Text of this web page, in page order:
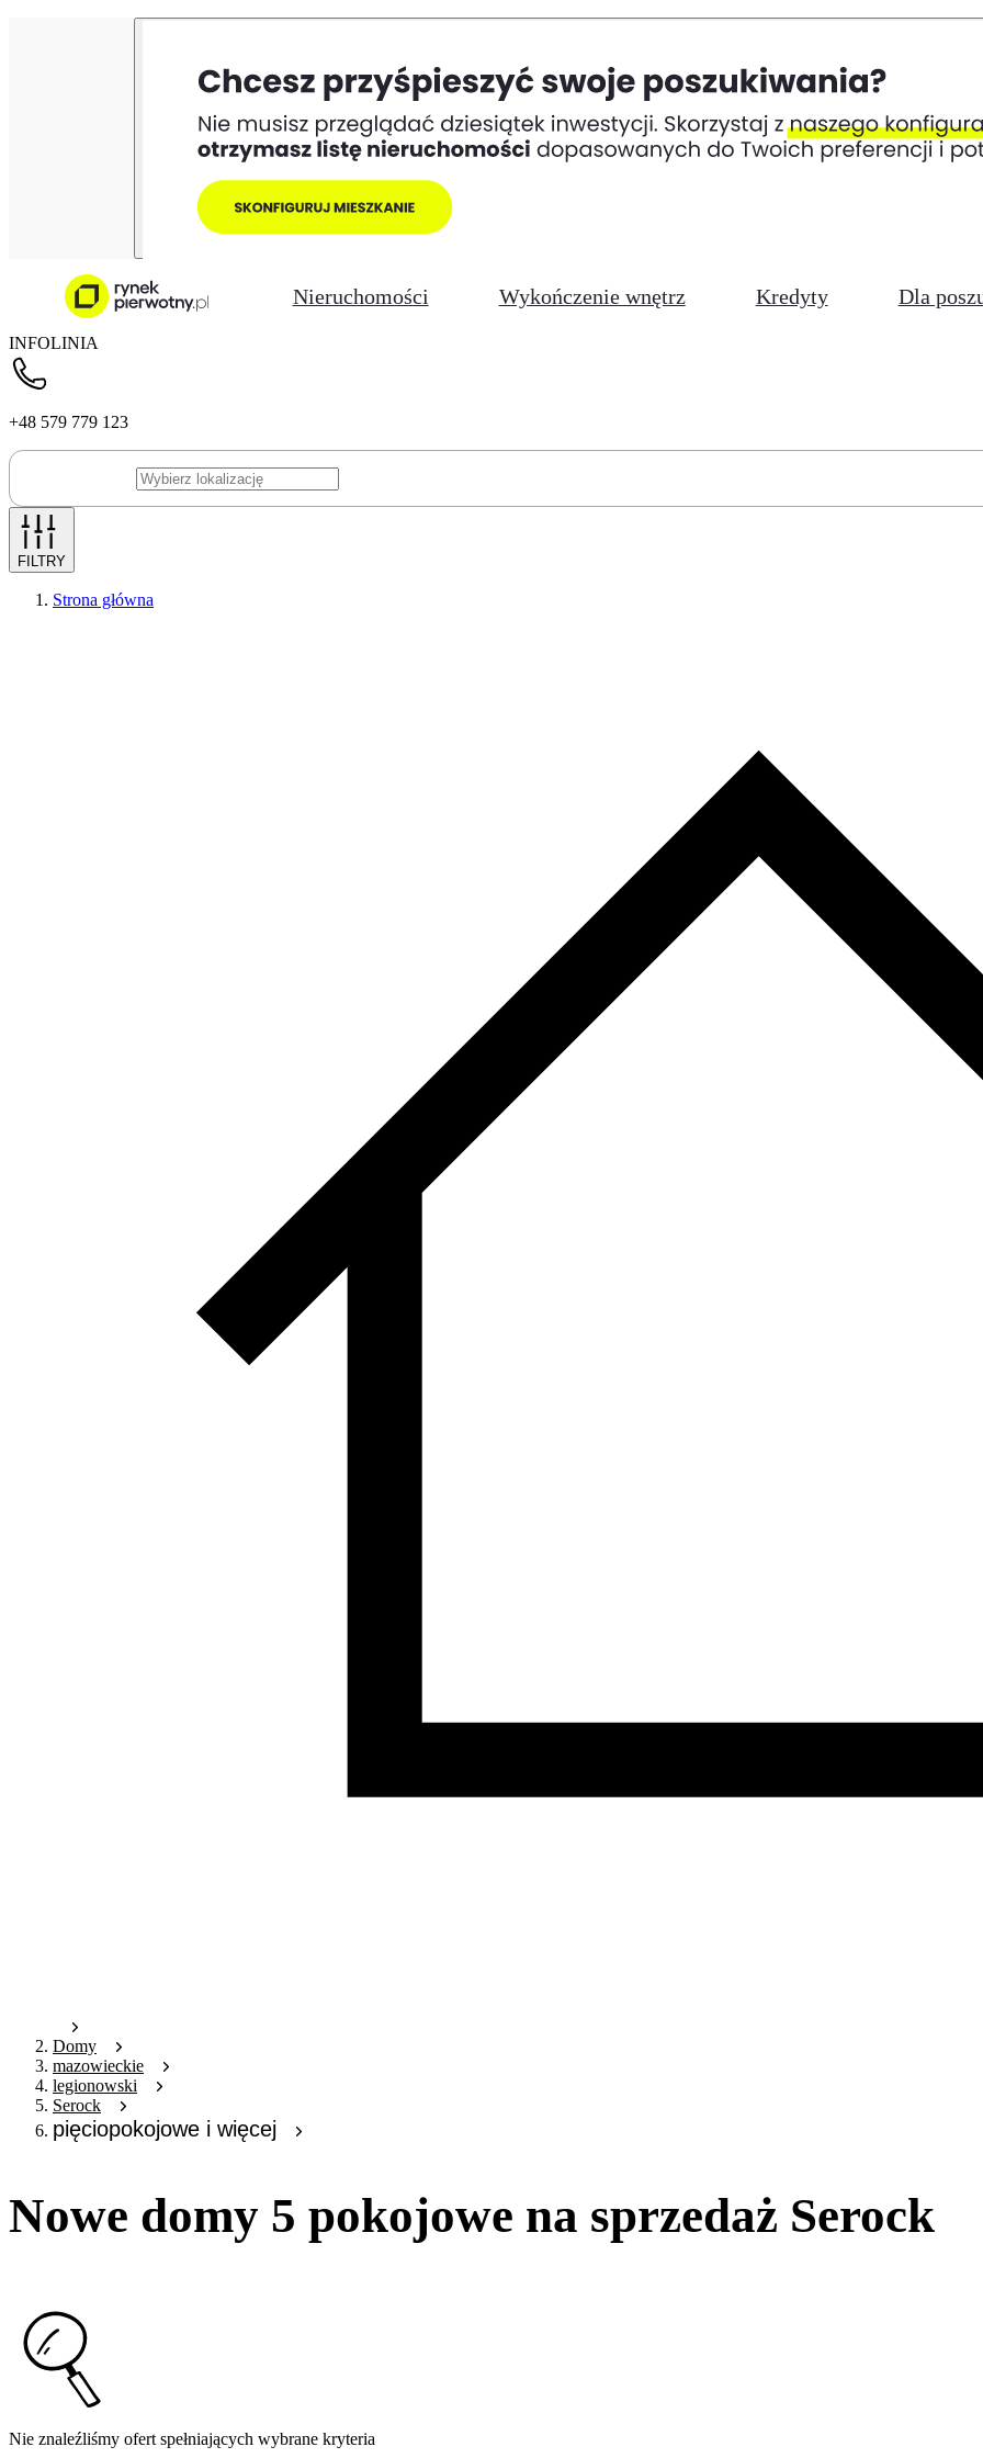
Nieruchomości Wykończenie wnętrz Kredyty Dla
INFOLINIA
+48 579 779 123
FILTRY
Strona główna
Domy
mazowieckie
legionowski
Serock
pięciopokojowe i więcej
Nowe domy 5 pokojowe na sprzedaż Serock
Nie znaleźliśmy ofert spełniających wybrane kryteria